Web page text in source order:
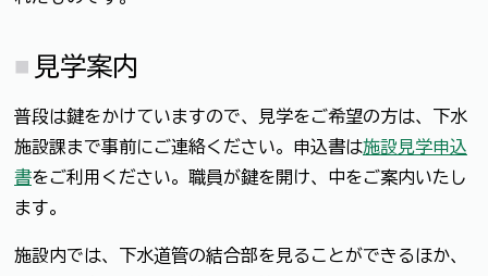
見学案内
普段は鍵をかけていますので、見学をご希望の方は、下水
施設課まで事前にご連絡ください。申込書は施設見学申込
書をご利用ください。職員が鍵を開け、中をご案内いたし
ます。
施設内では、下水道管の結合部を見ることができるほか、